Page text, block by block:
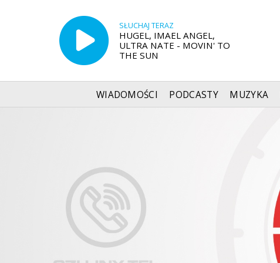
SŁUCHAJ TERAZ
HUGEL, IMAEL ANGEL,
ULTRA NATE - MOVIN' TO
THE SUN
WIADOMOŚCI PODCASTY MUZYKA